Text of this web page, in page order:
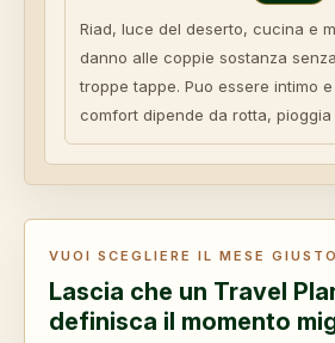
Riad, luce del deserto, cucina e
danno alle coppie sostanza
troppe tappe. Puo essere intimo
comfort dipende da rotta,
VUOI SCEGLIERE IL MESE
Lascia che un Travel
definisca il momento